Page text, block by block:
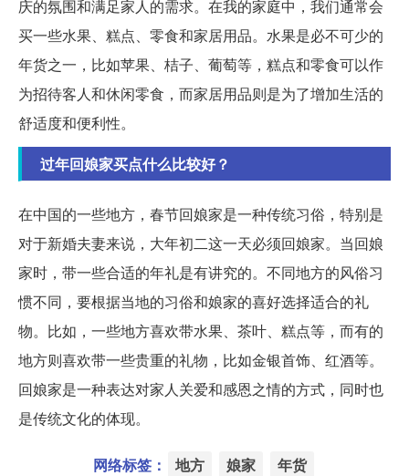
庆的氛围和满足家人的需求。在我的家庭中，我们通常会
买一些水果、糕点、零食和家居用品。水果是必不可少的
年货之一，比如苹果、桔子、葡萄等，糕点和零食可以作
为招待客人和休闲零食，而家居用品则是为了增加生活的
舒适度和便利性。
过年回娘家买点什么比较好？
在中国的一些地方，春节回娘家是一种传统习俗，特别是
对于新婚夫妻来说，大年初二这一天必须回娘家。当回娘
家时，带一些合适的年礼是有讲究的。不同地方的风俗习
惯不同，要根据当地的习俗和娘家的喜好选择适合的礼
物。比如，一些地方喜欢带水果、茶叶、糕点等，而有的
地方则喜欢带一些贵重的礼物，比如金银首饰、红酒等。
回娘家是一种表达对家人关爱和感恩之情的方式，同时也
是传统文化的体现。
网络标签： 地方 娘家 年货